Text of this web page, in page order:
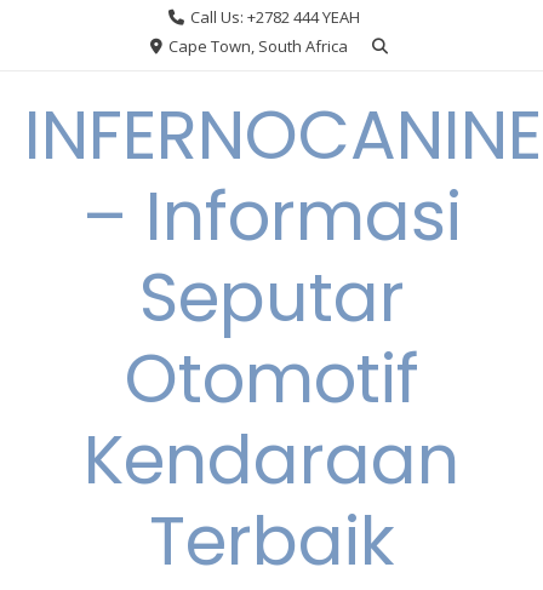
Call Us: +2782 444 YEAH
Cape Town, South Africa
INFERNOCANINE
– Informasi
Seputar
Otomotif
Kendaraan
Terbaik